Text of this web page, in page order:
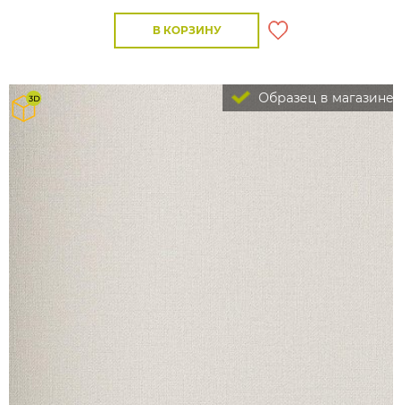
В КОРЗИНУ
Образец в магазине